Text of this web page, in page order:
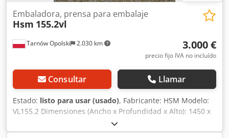
Tarnów Opolski 2.030 km
Embaladora, prensa para embalaje
Hsm 155.2vl
3.000 €
precio fijo IVA no incluído
Consultar Llamar
Estado: listo para usar (usado), Fabricante: HSM Modelo:
VL155.2 Dimensiones (Ancho x Profundidad x Alto): 1450 x
926 x 2400 mm Fuerza de prensado: 16 t Abertura de
llenado: 1100 - 590 mm Espacio de llenado - 1100 - 700 x